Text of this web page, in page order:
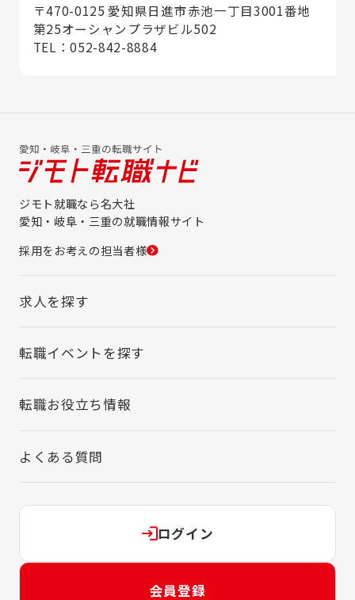
〒470-0125 愛知県日進市赤池一丁目3001番地
第25オーシャンプラザビル502
TEL：052-842-8884
ジモト就職なら名大社
愛知・岐阜・三重の就職情報サイト
採用をお考えの担当者様
求人を探す
転職イベントを探す
転職お役立ち情報
よくある質問
ログイン
会員登録